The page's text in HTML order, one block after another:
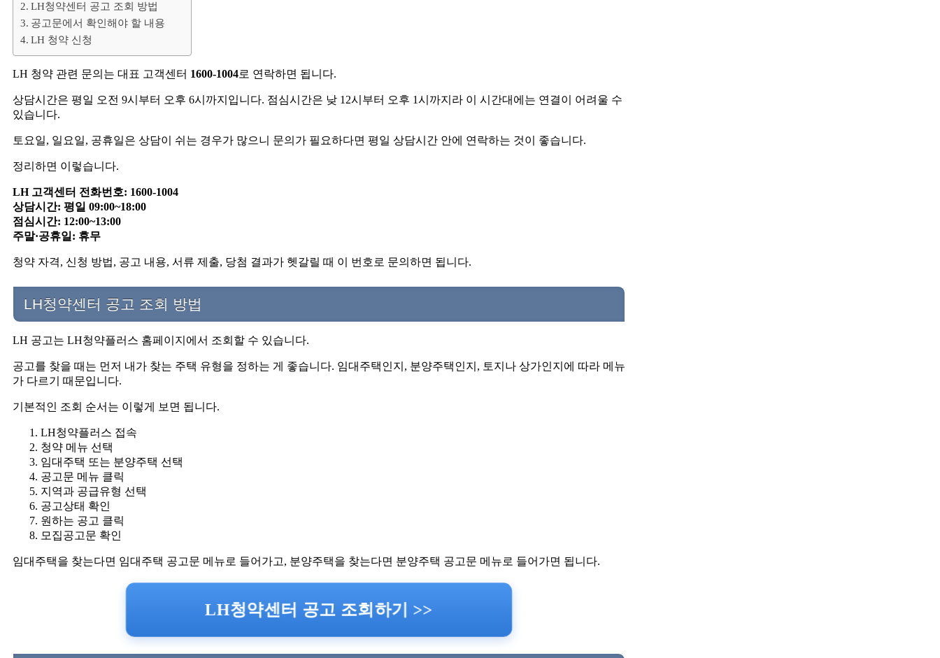
LH청약센터 공고 조회 방법
공고문에서 확인해야 할 내용
LH 청약 신청
LH 청약 관련 문의는 대표 고객센터 1600-1004로 연락하면 됩니다.
상담시간은 평일 오전 9시부터 오후 6시까지입니다. 점심시간은 낮 12시부터 오후 1시까지라 이 시간대에는 연결이 어려울 수
있습니다.
토요일, 일요일, 공휴일은 상담이 쉬는 경우가 많으니 문의가 필요하다면 평일 상담시간 안에 연락하는 것이 좋습니다.
정리하면 이렇습니다.
LH 고객센터 전화번호: 1600-1004
상담시간: 평일 09:00~18:00
점심시간: 12:00~13:00
주말·공휴일: 휴무
청약 자격, 신청 방법, 공고 내용, 서류 제출, 당첨 결과가 헷갈릴 때 이 번호로 문의하면 됩니다.
LH청약센터 공고 조회 방법
LH 공고는 LH청약플러스 홈페이지에서 조회할 수 있습니다.
공고를 찾을 때는 먼저 내가 찾는 주택 유형을 정하는 게 좋습니다. 임대주택인지, 분양주택인지, 토지나 상가인지에 따라 메뉴
가 다르기 때문입니다.
기본적인 조회 순서는 이렇게 보면 됩니다.
LH청약플러스 접속
청약 메뉴 선택
임대주택 또는 분양주택 선택
공고문 메뉴 클릭
지역과 공급유형 선택
공고상태 확인
원하는 공고 클릭
모집공고문 확인
임대주택을 찾는다면 임대주택 공고문 메뉴로 들어가고, 분양주택을 찾는다면 분양주택 공고문 메뉴로 들어가면 됩니다.
LH청약센터 공고 조회하기 >>